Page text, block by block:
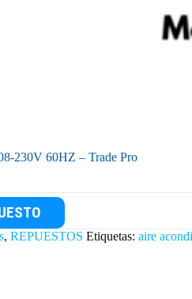
230V 60HZ – Trade Pro
, REPUESTOS Etiquetas: aire